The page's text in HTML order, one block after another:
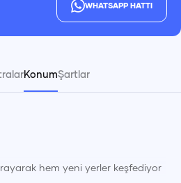
WHATSAPP HATTI
KonumŞartlar
hem yeni yerler keşfediyor